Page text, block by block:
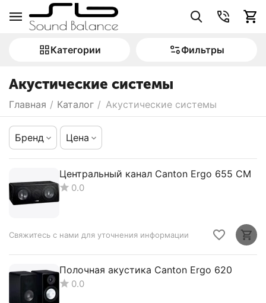
Категории Фильтры
Акустические системы
Главная / Каталог / Акустические системы
Бренд Цена
Центральный канал Canton Ergo 655 CM
0.0
Свяжитесь с нами для уточнения информации
Полочная акустика Canton Ergo 620
0.0